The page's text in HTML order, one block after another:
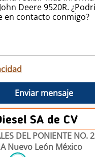
Enviar mensaje
SA de CV
DEL PONIENTE NO.
Nuevo León México